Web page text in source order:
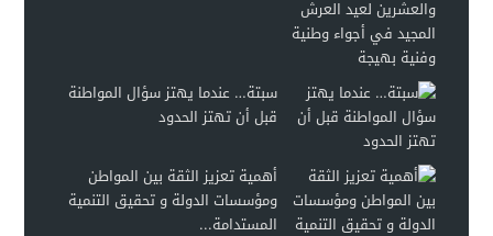
سبتة… عندما يهتز سؤال المواطنة
قبل أن تهتز الحدود
أهمية تعزيز الثقة بين المواطن
ومؤسسات الدولة و تحقيق التنمية
المستدامة...